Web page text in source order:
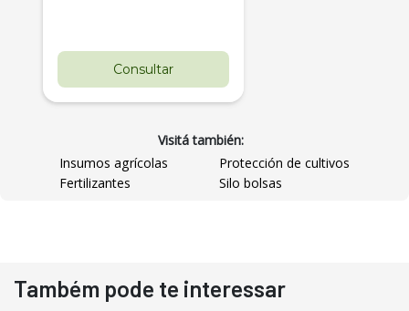
Consultar
Pá Carregadeira Cat 966
Ano 1987
Visitá también:
Insumos agrícolas
Protección de cultivos
Fertilizantes
Silo bolsas
Também pode te interessar